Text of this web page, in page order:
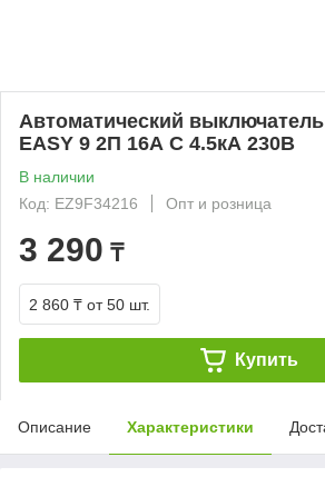
Автоматический выключатель
EASY 9 2П 16А С 4.5кА 230В
В наличии
Код: EZ9F34216
Опт и розница
3 290 ₸
2 860 ₸ от 50 шт.
Купить
Описание Характеристики